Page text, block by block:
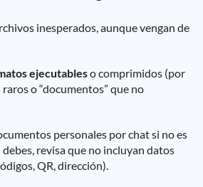
inesperados, aunque vengan de
ejecutableso comprimidos (por
o “documentos” que no
personales por chat si no es
revisa que no incluyan datos
QR, dirección).